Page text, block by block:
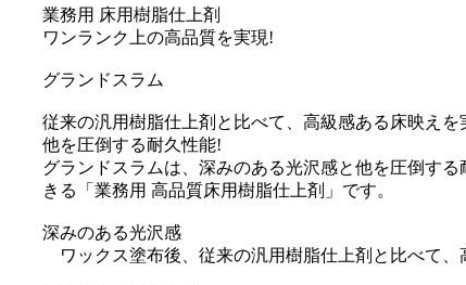
業務用 床用樹脂仕上剤
ワンランク上の高品質を実現!
グランドスラム
従来の汎用樹脂仕上剤と比べて、高級感ある床映えを
他を圧倒する耐久性能!
グランドスラムは、深みのある光沢感と他を圧倒す
きる「業務用 高品質床用樹脂仕上剤」です。
深みのある光沢感
ワックス塗布後、従来の汎用樹脂仕上剤と比べて、